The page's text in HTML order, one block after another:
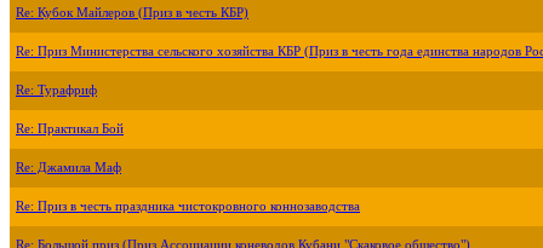
Re: Кубок Майлеров (Приз в честь КБР)
Re: Приз Министерства сельского хозяйства КБР (Приз в честь года единства народов
Re: Турафриф
Re: Практикал Бой
Re: Джамила Маф
Re: Приз в честь праздника чистокровного коннозаводства
Re: Большой приз (Приз Ассоциации коневодов Кубани "Скаковое общество")